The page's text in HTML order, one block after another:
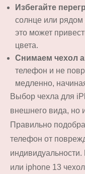
Избегайте
солнце или
это может
цвета.
Снимаем чехол
телефон и не
медленно,
Выбор чехла для
внешнего вида, но
Правильно
телефон от
или iphone 13